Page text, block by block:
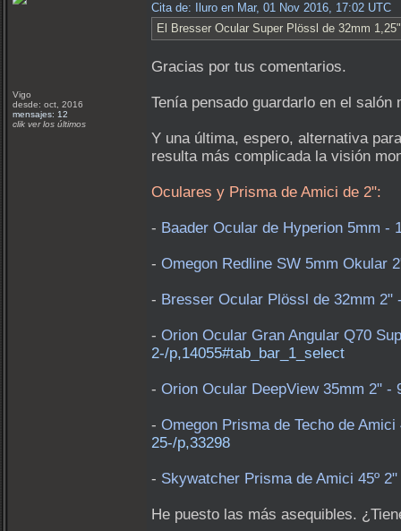
Vigo
desde: oct, 2016
mensajes: 12
clik ver los últimos
Cita de: Iluro en Mar, 01 Nov 2016, 17:02 UTC
El Bresser Ocular Super Plössl de 32mm 1,25"
Gracias por tus comentarios.
Tenía pensado guardarlo en el
Y una última, espero, alternativa
resulta más complicada la visión
Oculares y Prisma de Amici de 2":
- Baader Ocular de Hyperion 5mm -
- Omegon Redline SW 5mm Okular
- Bresser Ocular Plössl de 32mm 2"
- Orion Ocular Gran Angular Q70
2-/p,14055#tab_bar_1_select
- Orion Ocular DeepView 35mm 2" -
- Omegon Prisma de Techo de
25-/p,33298
- Skywatcher Prisma de Amici 45º
He puesto las más asequibles.